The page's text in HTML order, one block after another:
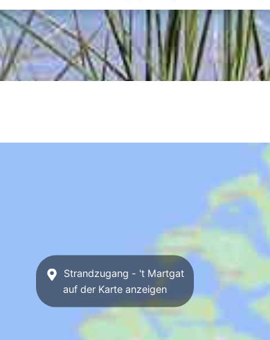
Strandzugang - 't Martgat
auf der Karte anzeigen